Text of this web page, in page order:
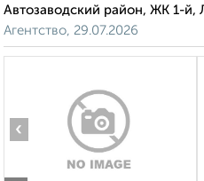
Автозаводский район, ЖК 1-й,
Агентство, 29.07.2026
‹